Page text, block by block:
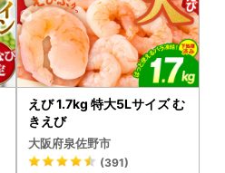
えび 1.7kg 特大5Lサイズ む
きえび
大阪府泉佐野市
(391)